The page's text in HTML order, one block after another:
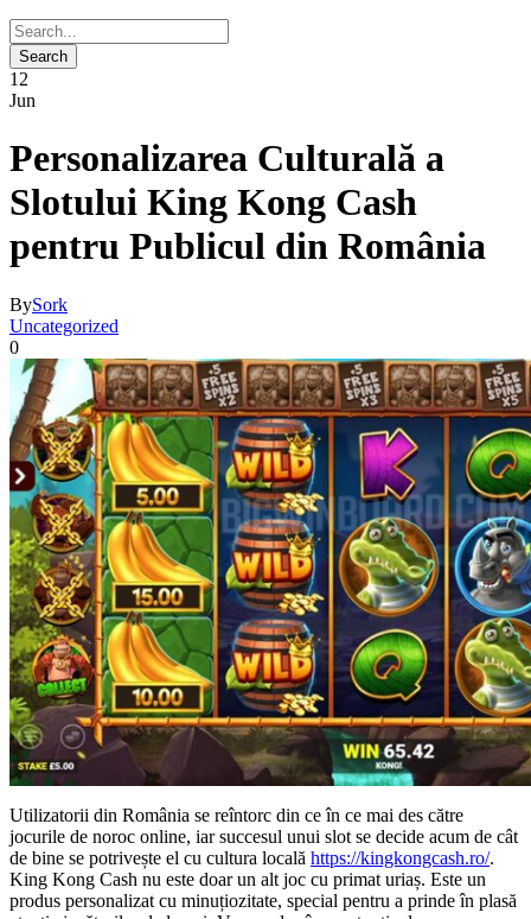
12
Jun
Personalizarea Culturală a
Slotului King Kong Cash
pentru Publicul din România
BySork
Uncategorized
0
Utilizatorii din România se reîntorc din ce în ce mai des către
jocurile de noroc online, iar succesul unui slot se decide acum de cât
de bine se potrivește el cu cultura locală https://kingkongcash.ro/.
King Kong Cash nu este doar un alt joc cu primat uriaș. Este un
produs personalizat cu minuțiozitate, special pentru a prinde în plasă